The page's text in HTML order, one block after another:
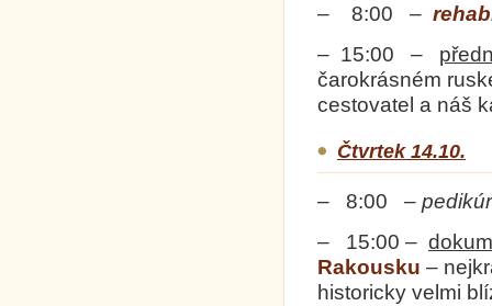
– 8:00 –
– 15:00 –
čarokrásném
cestovatel a náš
Čtvrtek 14.10.
– 8:00 –
– 15:00 –
Rakousku –
historicky velmi